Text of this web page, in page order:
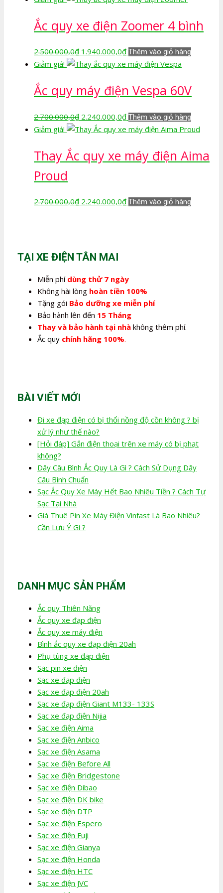
2.700.000,0₫.là:
2.240.000,0₫.
Ắc quy xe điện Zoomer 4 bình
2.500.000,0₫ Giá
gốc
2.500.000,0₫.
1.940.000,0₫Giá
hiện
là:
1.940.000,0₫.
Thêm vào giỏ hàng
Giảm giá!
Ắc quy máy điện Vespa 60V
2.700.000,0₫ Giá
gốc
2.700.000,0₫.
2.240.000,0₫Giá
hiện
là:
2.240.000,0₫.
Thêm vào giỏ hàng
Giảm giá!
Thay Ắc quy xe máy điện Aima
Proud
2.700.000,0₫ Giá
2.240.000,0₫Giá
Thêm vào giỏ hàng
TẠI XE ĐIỆN TÂN MAI
Miễn phí dùng thử 7 ngày
Không hài lòng hoàn tiền 100%
Tặng gói Bảo dưỡng xe miễn phí
Bảo hành lên đến 15 Tháng
Thay và bảo hành tại nhà không thêm phí.
Ắc quy chính hãng 100%.
BÀI VIẾT MỚI
Đi xe đạp điện có bị thổi nồng độ cồn không ? bị
xử lý như thế nào?
[Hỏi đáp] Gắn điện thoại trên xe máy có bị phạt
không?
Dây Câu Bình Ắc Quy Là Gì ? Cách Sử Dụng Dây
Câu Bình Chuẩn
Sạc Ắc Quy Xe Máy Hết Bao Nhiêu Tiền ? Cách Tự
Sạc Tại Nhà
Giá Thuê Pin Xe Máy Điện Vinfast Là Bao Nhiêu?
Cần Lưu Ý Gì ?
DANH MỤC SẢN PHẨM
Ắc quy Thiên Năng
Ắc quy xe đạp điện
Ắc quy xe máy điện
Bình ắc quy xe đạp điện 20ah
Phụ tùng xe đạp điện
Sạc pin xe điện
Sạc xe đạp điện
Sạc xe đạp điện 20ah
Sạc xe đạp điện Giant M133- 133S
Sạc xe đạp điện Nijia
Sạc xe điện Aima
Sạc xe điện Anbico
Sạc xe điện Asama
Sạc xe điện Before All
Sạc xe điện Bridgestone
Sạc xe điện Dibao
Sạc xe điện DK bike
Sạc xe điện DTP
Sạc xe điện Espero
Sạc xe điện Fuji
Sạc xe điện Gianya
Sạc xe điện Honda
Sạc xe điện HTC
Sạc xe điện JVC